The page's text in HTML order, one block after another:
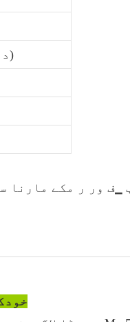
3PH 380V 50HZ (دیگر وولٹیج ▁ ن ن درخواست)